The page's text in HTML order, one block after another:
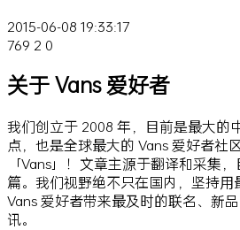
2015-06-08 19:33:17
769 2 0
关于 Vans 爱好者
我们创立于 2008 年，目前是最大的
点，也是全球最大的 Vans 爱好者社
「Vans」！文章主源于翻译和采集
篇。我们视野绝不只在国内，坚持用
Vans 爱好者带来最及时的联名、新
讯。